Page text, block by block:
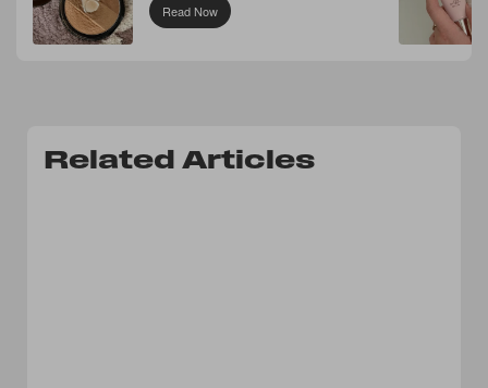
Read Now
Related Articles